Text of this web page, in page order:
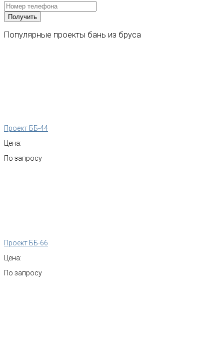
Популярные проекты бань из бруса
Проект ББ-44
Цена:
По запросу
Проект ББ-66
Цена:
По запросу